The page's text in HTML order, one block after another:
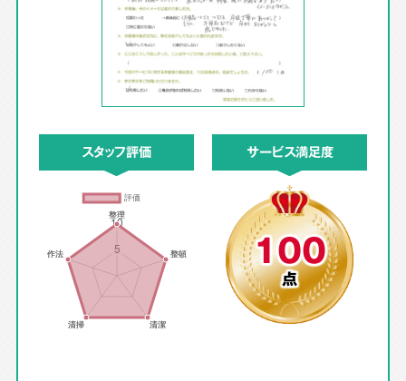
スタッフ評価 サービス満足度
100
点